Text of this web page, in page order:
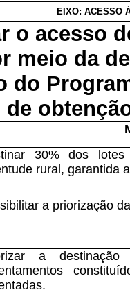
EIXO: ACESSO
o acesso
meio da
do
30% dos
rural, garantida
a priorização
a